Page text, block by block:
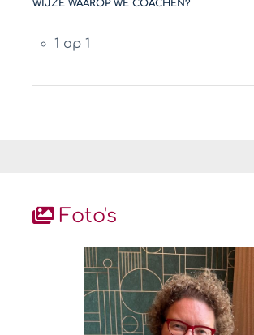
WIJZE WAAROP WE COACHEN?
1 op 1
Foto's